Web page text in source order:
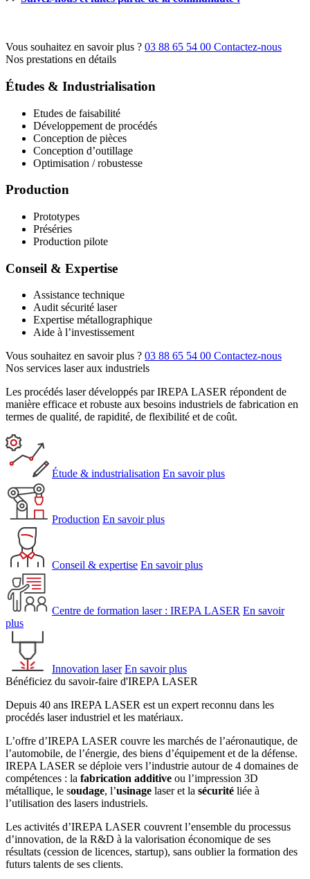
Vous souhaitez en savoir plus ? 03 88 65 54 00 Contactez-nous
Nos prestations en détails
Études & Industrialisation
Etudes de faisabilité
Développement de procédés
Conception de pièces
Conception d’outillage
Optimisation / robustesse
Production
Prototypes
Préséries
Production pilote
Conseil & Expertise
Assistance technique
Audit sécurité laser
Expertise métallographique
Aide à l’investissement
Vous souhaitez en savoir plus ? 03 88 65 54 00 Contactez-nous
Nos services laser aux industriels
Les procédés laser développés par IREPA LASER répondent de
manière efficace et robuste aux besoins industriels de fabrication en
termes de qualité, de rapidité, de flexibilité et de coût.
Étude & industrialisation En savoir plus
Production En savoir plus
Conseil & expertise En savoir plus
Centre de formation laser : IREPA LASER En savoir
plus
Innovation laser En savoir plus
Bénéficiez du savoir-faire d'IREPA LASER
Depuis 40 ans IREPA LASER est un expert reconnu dans les
procédés laser industriel et les matériaux.
L’offre d’IREPA LASER couvre les marchés de l’aéronautique, de
l’automobile, de l’énergie, des biens d’équipement et de la défense.
IREPA LASER se déploie vers l’industrie autour de 4 domaines de
compétences : la fabrication additive ou l’impression 3D
métallique, le soudage, l’usinage laser et la sécurité liée à
l’utilisation des lasers industriels.
Les activités d’IREPA LASER couvrent l’ensemble du processus
d’innovation, de la R&D à la valorisation économique de ses
résultats (cession de licences, startup), sans oublier la formation des
futurs talents de ses clients.